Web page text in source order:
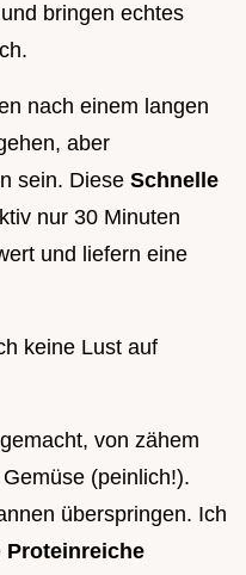
bringen echtes
nach einem langen
aber
sein. Diese Schnelle
nur 30 Minuten
und liefern eine
keine Lust auf
von zähem
(peinlich!).
überspringen. Ich
Proteinreiche